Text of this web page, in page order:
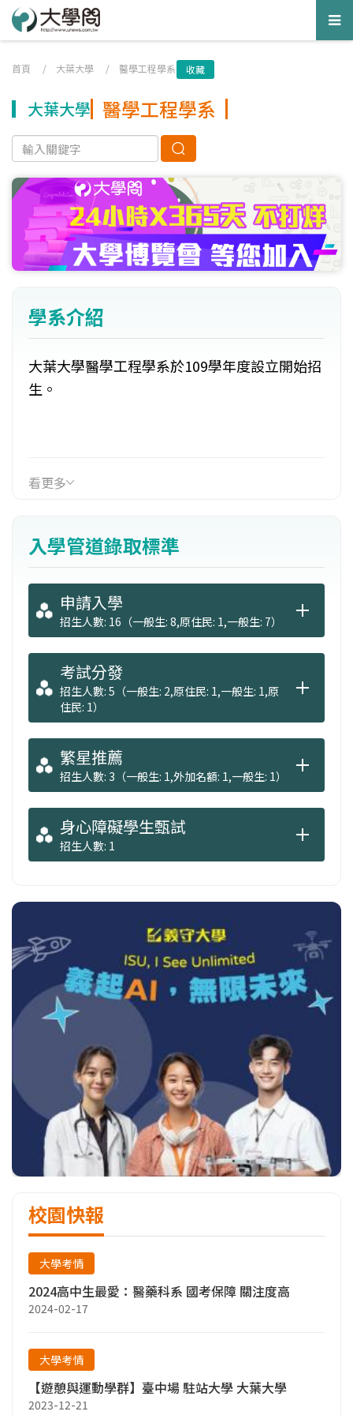
首頁 / 大葉大學 / 醫學工程學系 收藏
大葉大學 醫學工程學系
學系介紹
大葉大學醫學工程學系於109學年度設立開始招
生。
看更多
入學管道錄取標準
申請入學
招生人數: 16（一般生: 8,原住民: 1,一般生: 7）
考試分發
招生人數: 5（一般生: 2,原住民: 1,一般生: 1,原
住民: 1）
繁星推薦
招生人數: 3（一般生: 1,外加名額: 1,一般生: 1）
身心障礙學生甄試
招生人數: 1
校園快報
大學考情
2024高中生最愛：醫藥科系 國考保障 關注度高
2024-02-17
大學考情
【遊憩與運動學群】臺中場 駐站大學 大葉大學
2023-12-21